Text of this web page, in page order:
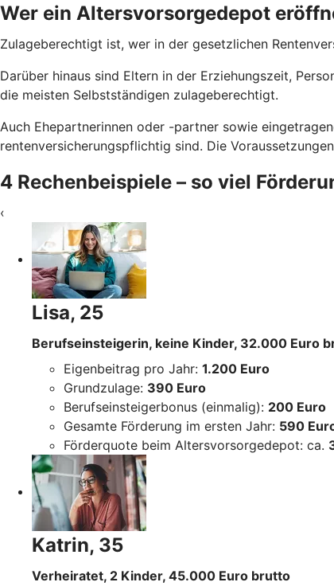
Wer ein Altersvorsorgedepot
Zulageberechtigt ist, wer in der gesetzlichen
Darüber hinaus sind Eltern in der Erziehungszeit,
die meisten Selbstständigen zulageberechtigt.
Auch Ehepartnerinnen oder -partner sowie
rentenversicherungspflichtig sind. Die
4 Rechenbeispiele – so viel
‹
Lisa, 25
Berufseinsteigerin, keine Kinder, 32.000 Euro
Eigenbeitrag pro Jahr: 1.200 Euro
Grundzulage: 390 Euro
Berufseinsteigerbonus (einmalig): 200 Euro
Gesamte Förderung im ersten Jahr: 590
Förderquote beim Altersvorsorgedepot: ca.
Katrin, 35
Verheiratet, 2 Kinder, 45.000 Euro brutto